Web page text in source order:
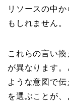
リソースの中
もしれません。
これらの言い
が異なります
ような意図で
を選ぶことが